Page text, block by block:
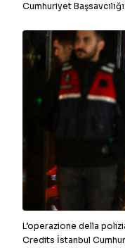
Cumhuriyet
L’operazione della
Credits İstanbul